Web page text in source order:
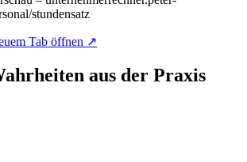
stundensatz
Tab öffnen ↗
aus der Praxis